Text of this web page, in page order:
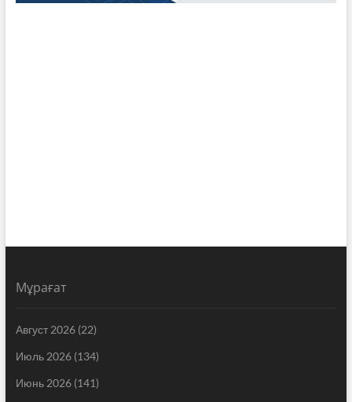
Мұрағат
Август 2026(22)
Июль 2026(134)
Июнь 2026(141)